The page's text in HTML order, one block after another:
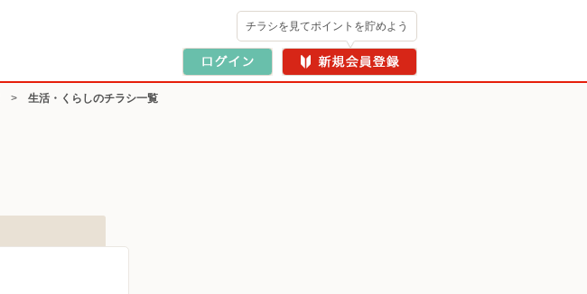
チラシを見てポイントを貯めよう
> 生活・くらしのチラシ一覧